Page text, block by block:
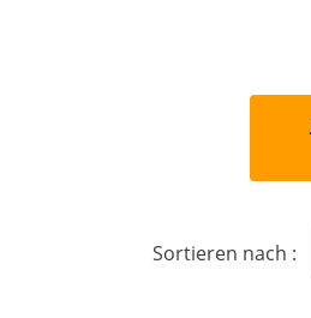
Sortieren nach :